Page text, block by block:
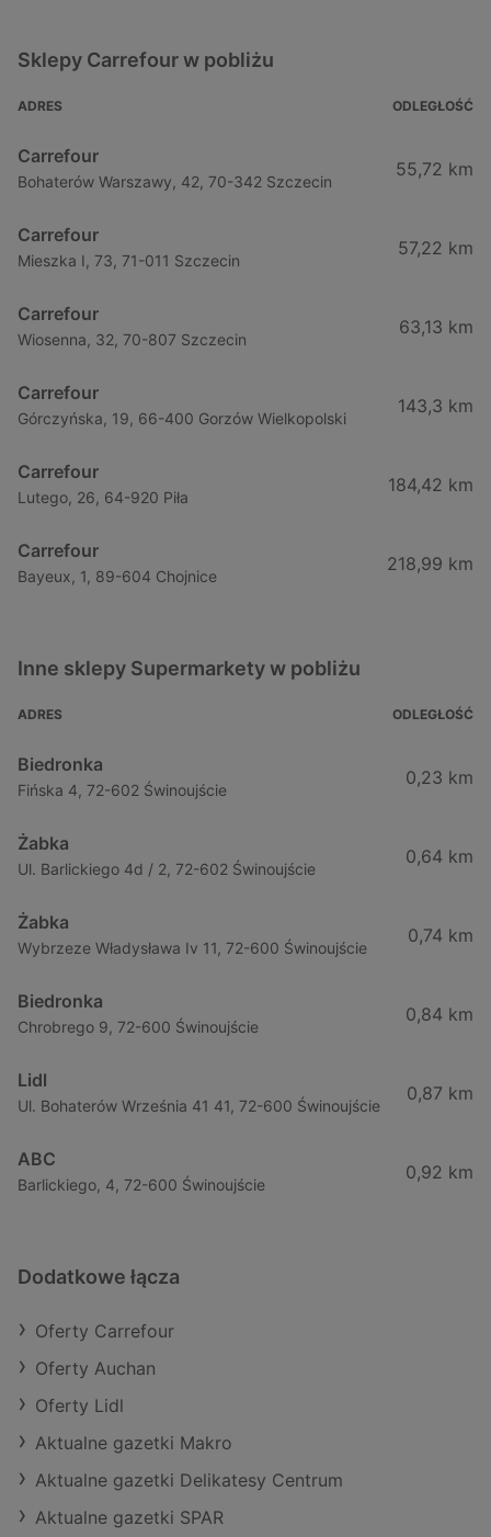
Sklepy Carrefour w pobliżu
ADRES ODLEGŁOŚĆ
Carrefour
Bohaterów Warszawy, 42, 70-342 Szczecin
55,72 km
Carrefour
Mieszka I, 73, 71-011 Szczecin
57,22 km
Carrefour
Wiosenna, 32, 70-807 Szczecin
63,13 km
Carrefour
Górczyńska, 19, 66-400 Gorzów Wielkopolski
143,3 km
Carrefour
Lutego, 26, 64-920 Piła
184,42 km
Carrefour
Bayeux, 1, 89-604 Chojnice
218,99 km
Inne sklepy Supermarkety w pobliżu
ADRES ODLEGŁOŚĆ
Biedronka
Fińska 4, 72-602 Świnoujście
0,23 km
Żabka
Ul. Barlickiego 4d / 2, 72-602 Świnoujście
0,64 km
Żabka
Wybrzeze Władysława Iv 11, 72-600 Świnoujście
0,74 km
Biedronka
Chrobrego 9, 72-600 Świnoujście
0,84 km
Lidl
Ul. Bohaterów Września 41 41, 72-600 Świnoujście
0,87 km
ABC
Barlickiego, 4, 72-600 Świnoujście
0,92 km
Dodatkowe łącza
Oferty Carrefour
Oferty Auchan
Oferty Lidl
Aktualne gazetki Makro
Aktualne gazetki Delikatesy Centrum
Aktualne gazetki SPAR